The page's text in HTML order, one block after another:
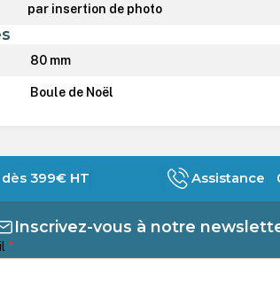
par insertion de photo
80 mm
Boule de Noël
399€ HT Assistance
Inscrivez-vous à notre
*